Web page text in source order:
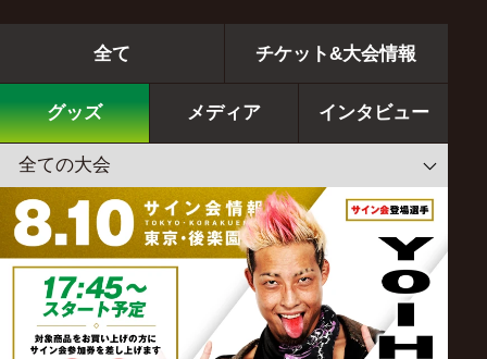
|
プ
ロ
レ
ス
リ
全て チケット&大会情報
グッズ メディア インタビュー